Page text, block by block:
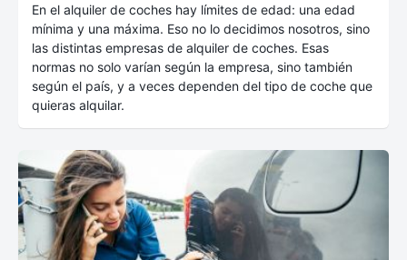
En el alquiler de coches hay límites de edad: una edad
mínima y una máxima. Eso no lo decidimos nosotros, sino
las distintas empresas de alquiler de coches. Esas
normas no solo varían según la empresa, sino también
según el país, y a veces dependen del tipo de coche que
quieras alquilar.